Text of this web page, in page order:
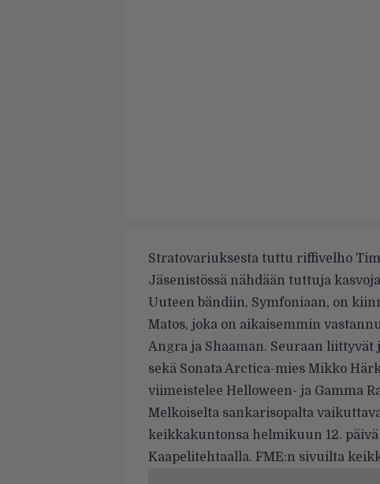
Stratovariuksesta tuttu riffivelho
Jäsenistössä nähdään tuttuja
Uuteen bändiin, Symfoniaan, on
Matos, joka on aikaisemmin
Angra ja Shaaman. Seuraan
sekä Sonata Arctica-mies Mikko
viimeistelee Helloween- ja Gamma
Melkoiselta sankarisopalta
keikkakuntonsa helmikuun 12.
Kaapelitehtaalla. FME:n sivuilta